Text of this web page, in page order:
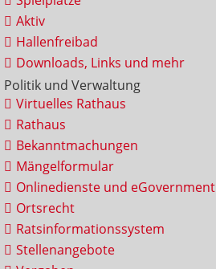
Aktiv
Hallenfreibad
Downloads, Links und mehr
Politik und Verwaltung
Virtuelles Rathaus
Rathaus
Bekanntmachungen
Mängelformular
Onlinedienste und eGovernment
Ortsrecht
Ratsinformationssystem
Stellenangebote